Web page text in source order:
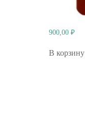
900,00 ₽
В корзину